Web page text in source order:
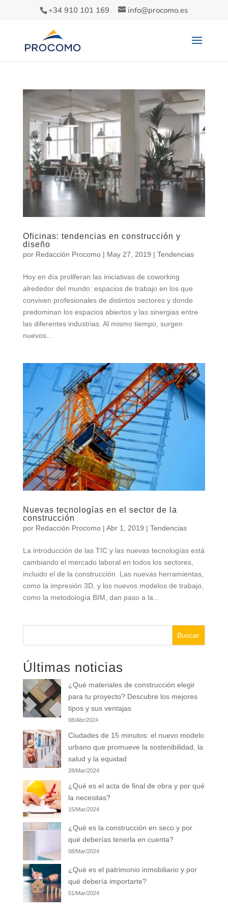
+34 910 101 169 info@procomo.es
Oficinas: tendencias en construcción y
diseño
por Redacción Procomo| May 27, 2019 | Tendencias
Hoy en día proliferan las iniciativas de coworking
alrededor del mundo: espacios de trabajo en los que
conviven profesionales de distintos sectores y donde
predominan los espacios abiertos y las sinergias entre
las diferentes industrias. Al mismo tiempo, surgen
nuevos...
Nuevas tecnologías en el sector de la
construcción
por Redacción Procomo| Abr 1, 2019 | Tendencias
La introducción de las TIC y las nuevas tecnologías está
cambiando el mercado laboral en todos los sectores,
incluido el de la construcción. Las nuevas herramientas,
como la impresión 3D, y los nuevos modelos de trabajo,
como la metodología BIM, dan paso a la...
Buscar
Últimas noticias
¿Qué materiales de construcción elegir
para tu proyecto? Descubre los mejores
tipos y sus ventajas
08/Abr/2024
Ciudades de 15 minutos: el nuevo modelo
urbano que promueve la sostenibilidad, la
salud y la equidad
28/Mar/2024
¿Qué es el acta de final de obra y por qué
la necesitas?
15/Mar/2024
¿Qué es la construcción en seco y por
qué deberías tenerla en cuenta?
08/Mar/2024
¿Qué es el patrimonio inmobiliario y por
qué debería importarte?
01/Mar/2024